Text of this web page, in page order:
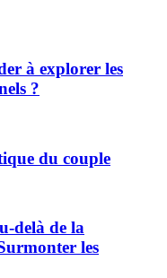
à explorer les
?
du couple
delà de la
les